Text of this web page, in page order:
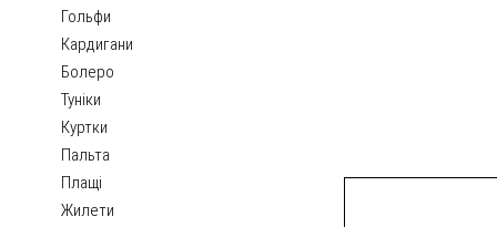
Гольфи
Кардигани
Болеро
Туніки
Куртки
Пальта
Плащі
Жилети